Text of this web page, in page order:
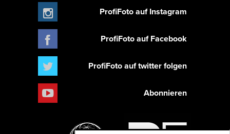
ProfiFoto auf Instagram
ProfiFoto auf Facebook
ProfiFoto auf twitter folgen
Abonnieren